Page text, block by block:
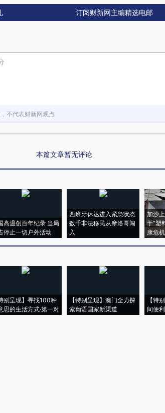
订阅财新网主编精选电邮
不代表财新网观点
本篇文章暂无评论
高温创百年纪录 当局
停止一切户外活动
西班牙休达进入紧急状态
数千非法移民从摩洛哥闯
入
加沙
于“塑
康危机
别呈现】寻找100种
思的生活方式·第一对
【特别呈现】澳门全力探
索葡语国家新渠道
【特
间便